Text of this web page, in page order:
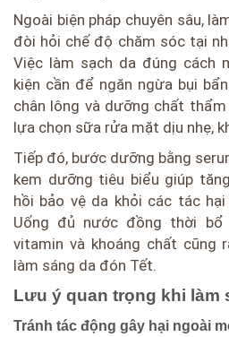
Ngoài biện pháp chuyên sâu,
đòi hỏi chế độ chăm sóc tại
Việc làm sạch da đúng cách
kiện cần để ngăn ngừa bụi
chân lông và dưỡng chất thẩm
lựa chọn sữa rửa mặt dịu nhẹ,
Tiếp đó, bước dưỡng bằng
kem dưỡng tiêu biểu giúp
hồi bảo vệ da khỏi các tác
Uống đủ nước đồng thời bổ
vitamin và khoáng chất cũng
làm sáng da đón Tết.
Lưu ý quan trọng khi làm
Tránh tác động gây hại ngoài